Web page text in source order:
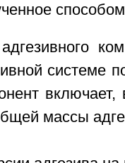
системе
массы